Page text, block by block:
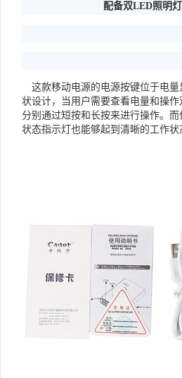
配备双LED照明
这款移动电源的电源按键位于电
状设计，当用户需要查看电量和操
分别通过短按和长按来进行操作。
状态指示灯也能够起到清晰的工作状